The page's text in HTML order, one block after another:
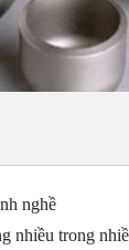
nghề
nhiều trong